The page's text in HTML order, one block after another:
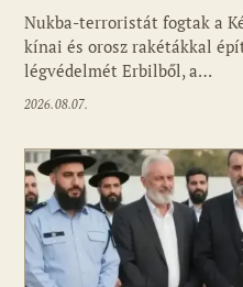
Nukba-terroristát fogtak a
kínai és orosz rakétákkal
légvédelmét Erbilből, a…
2026.08.07.